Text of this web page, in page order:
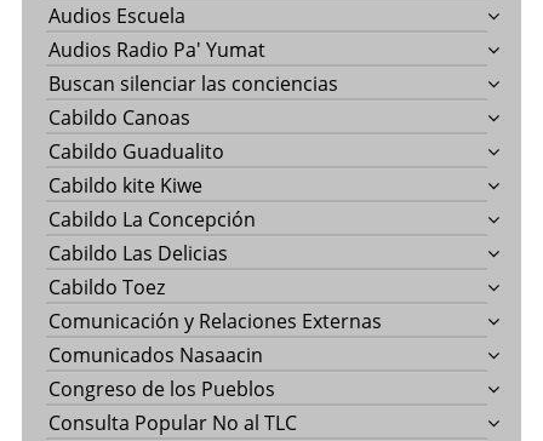
Audios Escuela
Audios Radio Pa' Yumat
Buscan silenciar las conciencias
Cabildo Canoas
Cabildo Guadualito
Cabildo kite Kiwe
Cabildo La Concepción
Cabildo Las Delicias
Cabildo Toez
Comunicación y Relaciones Externas
Comunicados Nasaacin
Congreso de los Pueblos
Consulta Popular No al TLC